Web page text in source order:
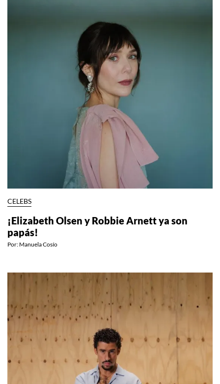
CELEBS
¡Elizabeth Olsen y Robbie Arnett ya son
papás!
Por: Manuela Cosío